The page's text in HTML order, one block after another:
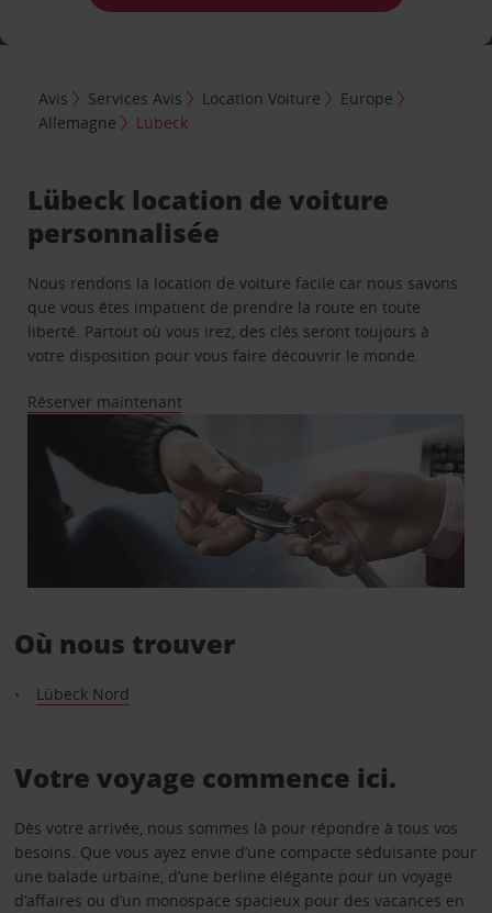
Avis Services Avis Location Voiture
Europe
Allemagne
Lübeck
Lübeck location de voiture
personnalisée
Nous rendons la location de voiture facile car nous savons
que vous êtes impatient de prendre la route en toute
liberté. Partout où vous irez, des clés seront toujours à
votre disposition pour vous faire découvrir le monde.
Réserver maintenant
Où nous trouver
Lübeck Nord
Votre voyage commence ici.
Dès votre arrivée, nous sommes là pour répondre à tous vos
besoins. Que vous ayez envie d’une compacte séduisante pour
une balade urbaine, d’une berline élégante pour un voyage
d’affaires ou d’un monospace spacieux pour des vacances en